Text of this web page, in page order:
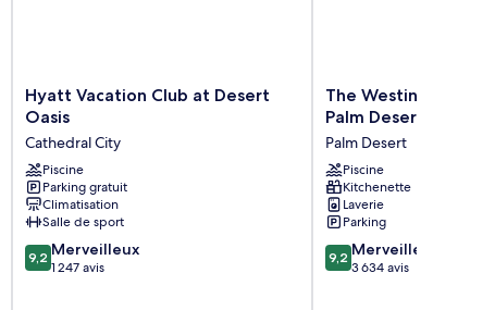
Hyatt
Vacation
at Desert
Oasis
Cathedral
City
Hyatt Vacation Club at Desert
Oasis
Cathedral City
Piscine
Parking gratuit
Climatisation
Salle de sport
9.2
sur
9,2 Merveilleux
1 247 avis
The
Westin
Willow
Villas,
Palm
Desert
Palm
Desert
The Westin Desert
Palm Desert
Palm Desert
Piscine
Kitchenette
Laverie
Parking
9.2
sur
9,2 Merveilleux
3 634 avis